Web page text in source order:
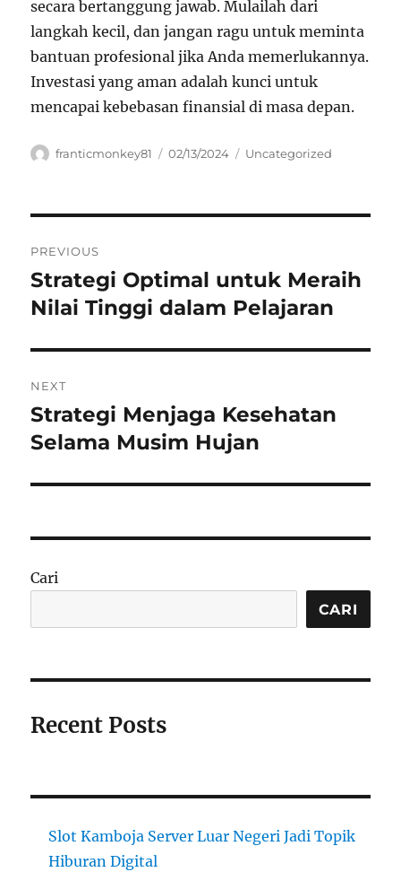
secara bertanggung jawab. Mulailah dari
langkah kecil, dan jangan ragu untuk meminta
bantuan profesional jika Anda memerlukannya.
Investasi yang aman adalah kunci untuk
mencapai kebebasan finansial di masa depan.
Author
franticmonkey81
Posted
02/13/2024 Categories
Uncategorized
pos
PREVIOUS
Previous
post:
Strategi Optimal untuk Meraih
Nilai Tinggi dalam Pelajaran
NEXT
Next
post:
Strategi Menjaga Kesehatan
Selama Musim Hujan
Cari
CARI
Recent Posts
Slot Kamboja Server Luar Negeri Jadi Topik
Hiburan Digital